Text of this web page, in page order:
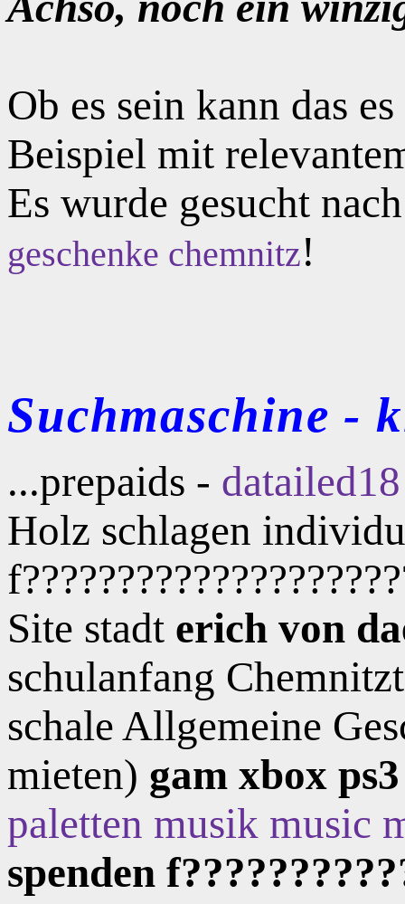
Ob es sein kann das
Beispiel mit
Es wurde gesucht
geschenke chemnitz!
Suchmaschine -
...prepaids -
Holz schlagen
Site stadt erich von
schulanfang
schale Allgemeine
mieten) gam xbox
paletten musik music
spenden